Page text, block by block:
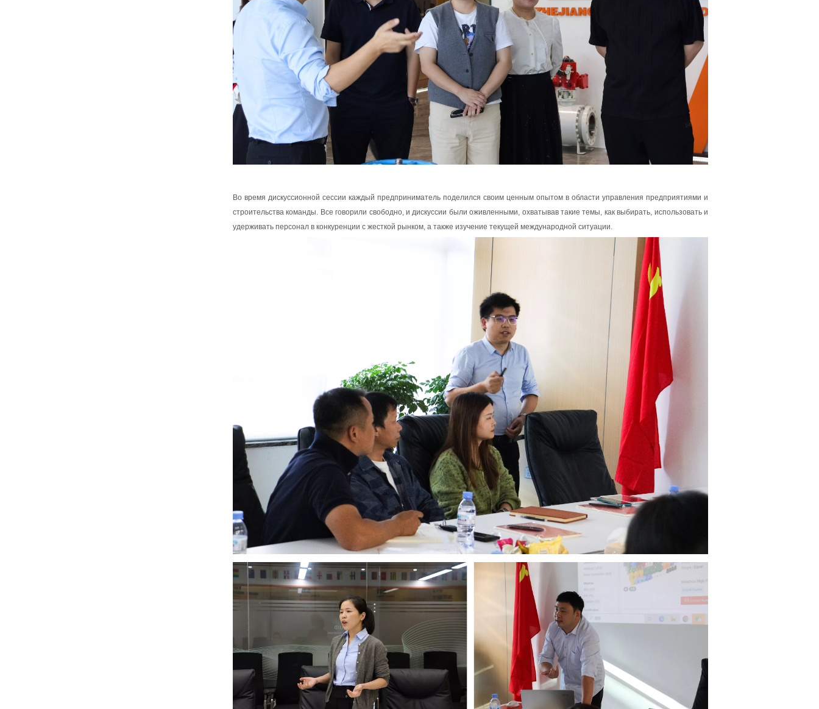
Во время дискуссионной сессии каждый предприниматель поделился своим ценным опытом в области управления предприятиями и
строительства команды. Все говорили свободно, и дискуссии были оживленными, охватывав такие темы, как выбирать, использовать и
удерживать персонал в конкуренции с жесткой рынком, а также изучение текущей международной ситуации.